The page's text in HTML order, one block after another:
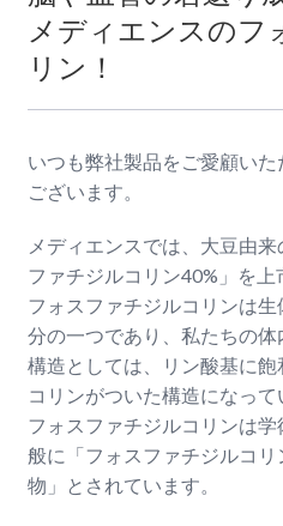
メディエンスのフ
リン！
いつも弊社製品をご愛顧い
ございます。
メディエンスでは、大豆由
ファチジルコリン40%」を上
フォスファチジルコリンは
分の一つであり、私たちの体
構造としては、リン酸基に飽
コリンがついた構造になって
フォスファチジルコリンは
般に「フォスファチジルコ
物」とされています。